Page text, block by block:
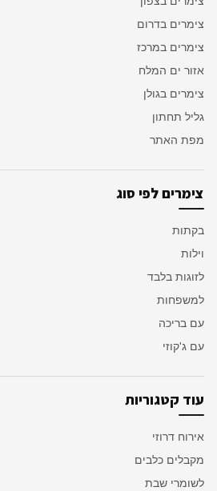
צימרים בדרום
צימרים במרכז
אזור ים המלח
צימרים בגולן
גליל תחתון
מפת האתר
צימרים לפי סוג
בקתות
וילות
לזוגות בלבד
למשפחות
עם בריכה
עם ג'קוזי
עוד קטגוריות
אירוח דרוזי
מקבלים כלבים
לשומרי שבת